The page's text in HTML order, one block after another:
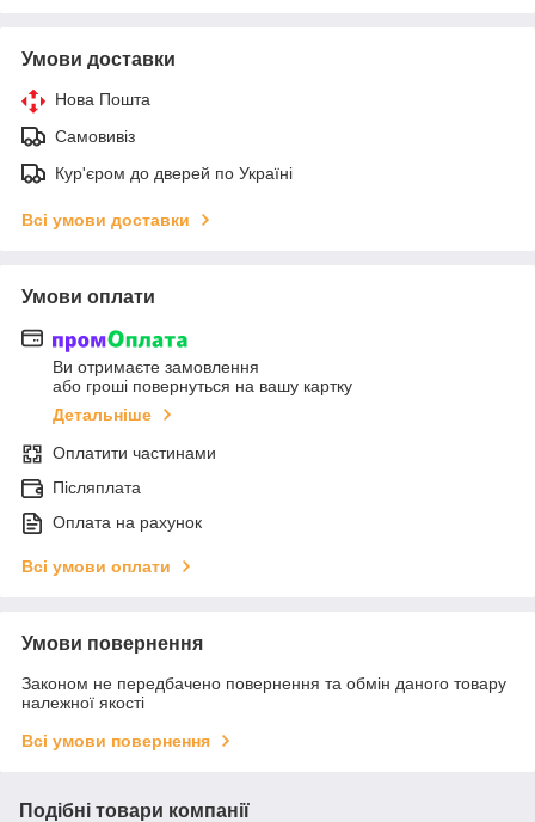
Умови доставки
Нова Пошта
Самовивіз
Кур'єром до дверей по Україні
Всі умови доставки
Умови оплати
Ви отримаєте замовлення
або гроші повернуться на вашу картку
Детальніше
Оплатити частинами
Післяплата
Оплата на рахунок
Всі умови оплати
Умови повернення
Законом не передбачено повернення та обмін даного товару
належної якості
Всі умови повернення
Подібні товари компанії